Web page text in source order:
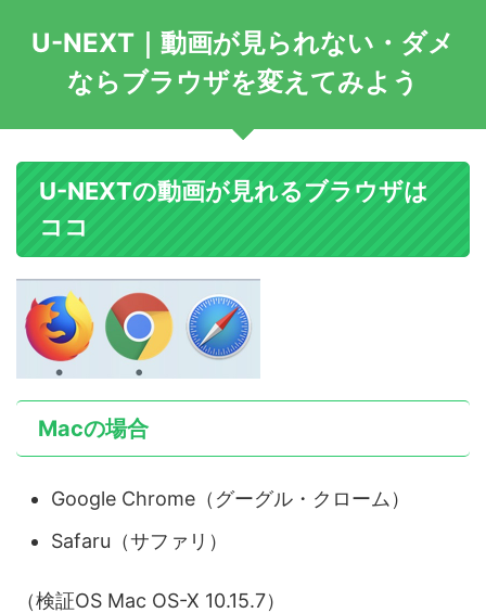
U-NEXT｜動画が見られない・ダメ
ならブラウザを変えてみよう
U-NEXTの動画が見れるブラウザは
ココ
Macの場合
Google Chrome（グーグル・クローム）
Safaru（サファリ）
（検証OS Mac OS-X 10.15.7）